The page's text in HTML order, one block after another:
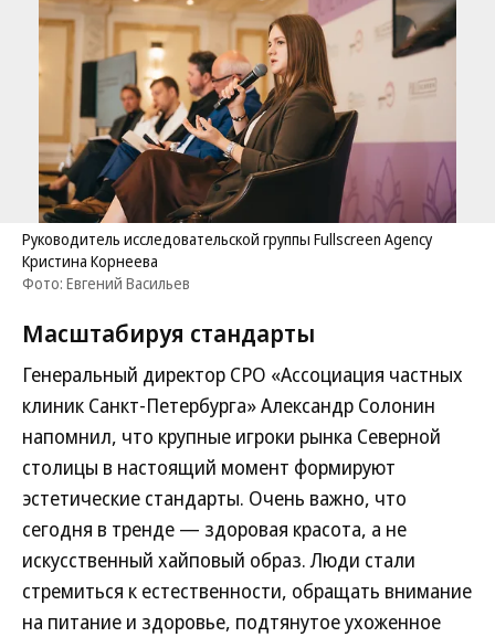
Руководитель исследовательской группы Fullscreen Agency
Кристина Корнеева
Фото: Евгений Васильев
Масштабируя стандарты
Генеральный директор СРО «Ассоциация частных
клиник Санкт-Петербурга» Александр Солонин
напомнил, что крупные игроки рынка Северной
столицы в настоящий момент формируют
эстетические стандарты. Очень важно, что
сегодня в тренде — здоровая красота, а не
искусственный хайповый образ. Люди стали
стремиться к естественности, обращать внимание
на питание и здоровье, подтянутое ухоженное